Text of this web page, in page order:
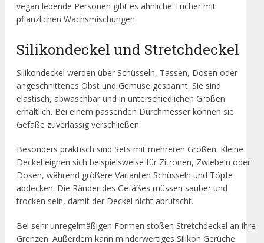
vegan lebende Personen gibt es ähnliche Tücher mit
pflanzlichen Wachsmischungen.
Silikondeckel und Stretchdeckel
Silikondeckel werden über Schüsseln, Tassen, Dosen oder
angeschnittenes Obst und Gemüse gespannt. Sie sind
elastisch, abwaschbar und in unterschiedlichen Größen
erhältlich. Bei einem passenden Durchmesser können sie
Gefäße zuverlässig verschließen.
Besonders praktisch sind Sets mit mehreren Größen. Kleine
Deckel eignen sich beispielsweise für Zitronen, Zwiebeln oder
Dosen, während größere Varianten Schüsseln und Töpfe
abdecken. Die Ränder des Gefäßes müssen sauber und
trocken sein, damit der Deckel nicht abrutscht.
Bei sehr unregelmäßigen Formen stoßen Stretchdeckel an ihre
Grenzen. Außerdem kann minderwertiges Silikon Gerüche